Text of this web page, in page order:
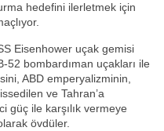
hedefini ilerletmek için
Eisenhower uçak gemisi
bombardıman uçakları ile
ABD emperyalizminin,
ve Tahran’a
güç ile karşılık vermeye
övdüler.